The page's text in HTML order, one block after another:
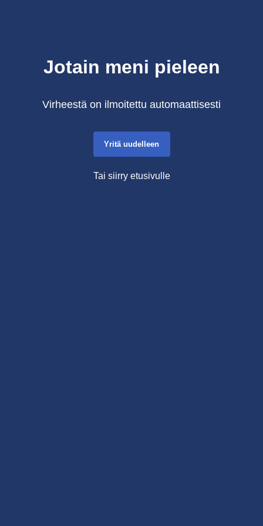
Jotain meni pieleen
Virheestä on ilmoitettu automaattisesti
Yritä uudelleen
Tai siirry etusivulle